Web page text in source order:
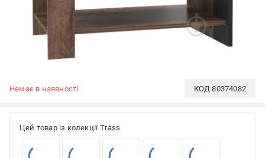
Немає в наявності КОД80374082
Цей товар із колекції Trass